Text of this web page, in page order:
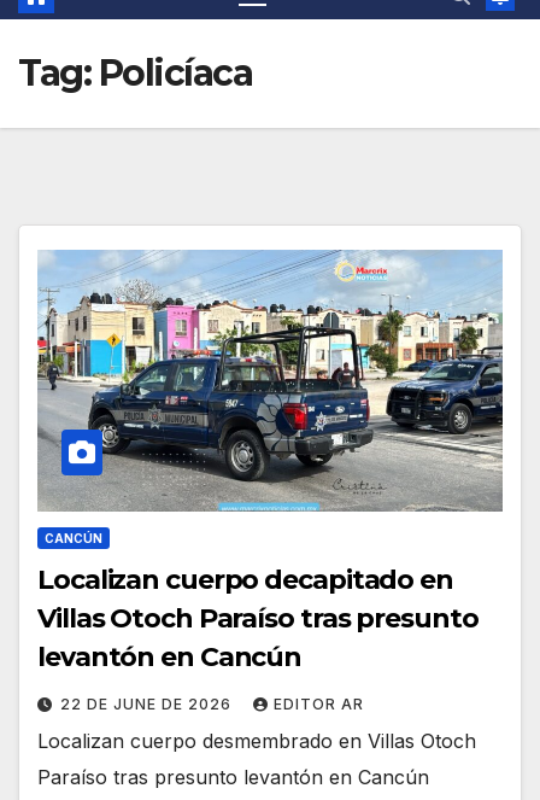
Tag: Policíaca
CANCÚN
Localizan cuerpo decapitado en
Villas Otoch Paraíso tras presunto
levantón en Cancún
22 DE JUNE DE 2026 EDITOR AR
Localizan cuerpo desmembrado en Villas Otoch
Paraíso tras presunto levantón en Cancún